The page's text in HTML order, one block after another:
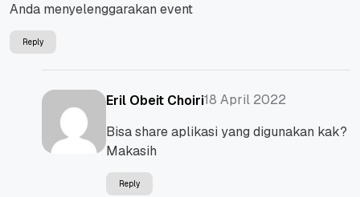
Anda menyelenggarakan event
Reply
Eril Obeit Choiri18 April 2022
Bisa share aplikasi yang digunakan kak?
Makasih
Reply